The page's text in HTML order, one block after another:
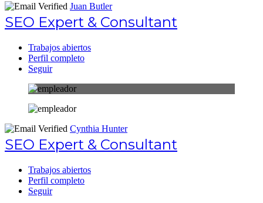
Juan Butler
SEO Expert & Consultant
Trabajos abiertos
Perfil completo
Seguir
Cynthia Hunter
SEO Expert & Consultant
Trabajos abiertos
Perfil completo
Seguir